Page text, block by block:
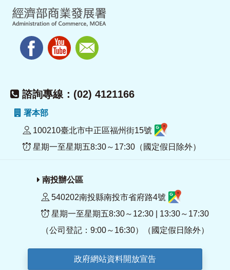
諮詢專線：(02) 4121166
署本部
100210臺北市中正區福州街15號
星期一至星期五8:30～17:30（國定假日除外）
南投辦公區
540202南投縣南投市省府路4號
星期一至星期五8:30～12:30 | 13:30～17:30
（公司登記：9:00～16:30）（國定假日除外）
政府網站資料開放宣告